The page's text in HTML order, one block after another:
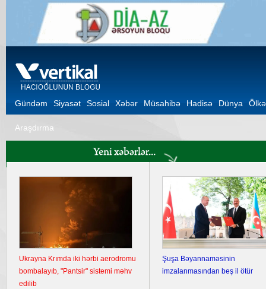
Gündəm Siyasət Sosial Xəbər Müsahibə Hadisə Dünya Ölkə
Araşdırma
Ukrayna Krımda iki hərbi aerodromu
bombalayıb, "Pantsir" sistemi məhv
edilib
Şuşa Bəyannaməsinin
imzalanmasından beş il ötür